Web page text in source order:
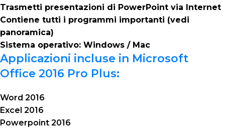
Trasmetti presentazioni di PowerPoint via Internet
Contiene tutti i programmi importanti (vedi
panoramica)
Sistema operativo: Windows / Mac
Applicazioni incluse in Microsoft
Office 2016 Pro Plus:
Word 2016
Excel 2016
Powerpoint 2016